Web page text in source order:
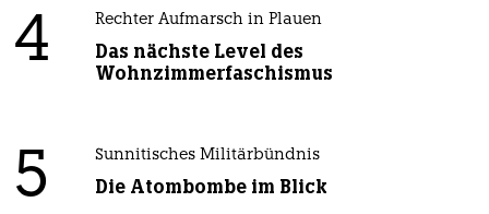
4 Rechter Aufmarsch in Plauen
Das nächste Level des
Wohnzimmerfaschismus
5 Sunnitisches Militärbündnis
Die Atombombe im Blick